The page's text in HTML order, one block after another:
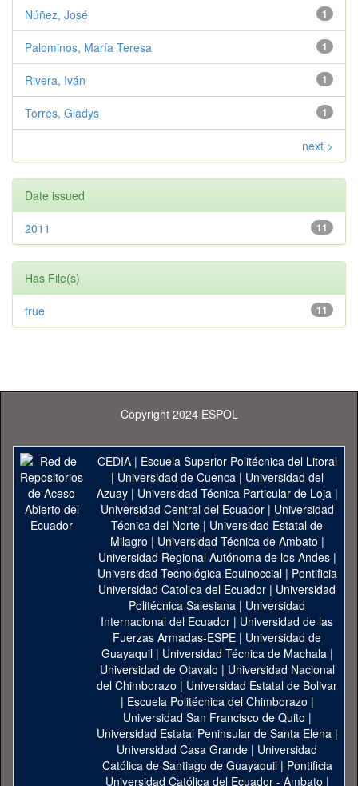
1
Núñez, José
1
Palominos, María Teresa
1
Rivera, Iván
1
Torres, Gladys
next >
Date issued
11
2011
Has File(s)
11
true
Copyright 2024 ESPOL
CEDIA| Escuela Superior Politécnica del Litoral
| Universidad de Cuenca| Universidad del
Azuay| Universidad Técnica Particular de Loja|
Universidad Central del Ecuador| Universidad
Técnica del Norte | Universidad Estatal de
Milagro | Universidad Técnica de Ambato |
Universidad Regional Autónoma de los Andes|
Universidad Tecnológica Equinoccial| Pontificia
Universidad Catolica del Ecuador | Universidad
Politécnica Salesiana | Universidad
Internacional del Ecuador | Universidad de las
Fuerzas Armadas-ESPE | Universidad de
Guayaquil| Universidad Técnica de Machala|
Universidad de Otavalo | Universidad Nacional
del Chimborazo | Universidad Estatal de Bolivar
| Escuela Politécnica del Chimborazo |
Universidad San Francisco de Quito |
Universidad Estatal Peninsular de Santa Elena|
Universidad Casa Grande | Universidad
Católica de Santiago de Guayaquil| Pontificia
Universidad Católica del Ecuador - Ambato |